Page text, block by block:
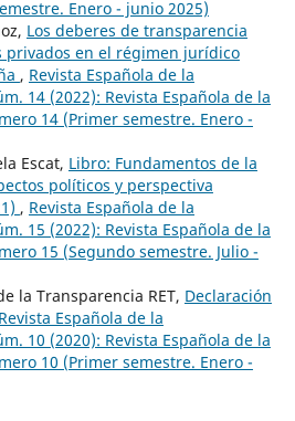
Enero - junio 2025)
Los deberes de transparencia
privados en el régimen jurídico
, Revista Española de la
14 (2022): Revista Española de la
14 (Primer semestre. Enero -
Escat, Libro: Fundamentos de la
políticos y perspectiva
, Revista Española de la
15 (2022): Revista Española de la
15 (Segundo semestre. Julio -
la Transparencia RET, Declaración
Revista Española de la
10 (2020): Revista Española de la
10 (Primer semestre. Enero -